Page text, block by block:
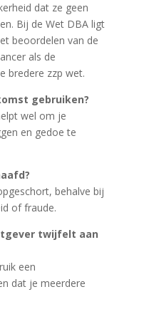
dat ze geen
Bij de Wet DBA ligt
beoordelen van de
als de
bredere zzp wet.
gebruiken?
wel om je
en gedoe te
behalve bij
of fraude.
twijfelt aan
een
dat je meerdere